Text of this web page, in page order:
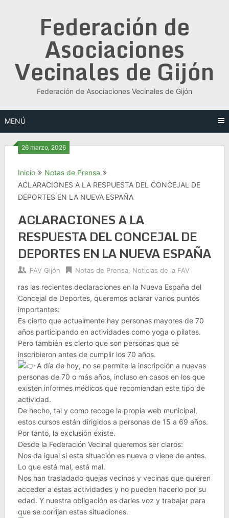
Federación de
Asociaciones
Vecinales de Gijón
Federación de Asociaciones Vecinales de Gijón
MENÚ
26 marzo, 2026
Inicio
Notas de Prensa
ACLARACIONES A LA RESPUESTA DEL CONCEJAL DE
DEPORTES EN LA NUEVA ESPAÑA
ACLARACIONES A LA
RESPUESTA DEL CONCEJAL DE
DEPORTES EN LA NUEVA ESPAÑA
FAV Gijón Notas de Prensa, Noticias de la FAV
ras las recientes declaraciones en la Nueva España del
Concejal de Deportes, queremos aclarar varios puntos
importantes:
Es cierto que actualmente hay personas mayores de 70
años participando en actividades como yoga o pilates.
Pero también es cierto que son personas que se
inscribieron antes de cumplir los 70 años.
A día de hoy, no se permite la inscripción a nuevas
personas de 70 o más años, incluso en casos en los que
existen informes médicos que recomiendan este tipo de
actividad.
De hecho, tal y como recoge la propia web municipal,
estos cursos están dirigidos a personas de 15 a 69 años.
Por tanto, la exclusión existe.
Desde la Federación Vecinal queremos ser claros:
Nos da igual si esta situación es nueva o viene de antes.
Lo que está mal, está mal.
Nos han trasladado quejas vecinos y vecinas que quieren
acceder a estas actividades y no pueden hacerlo por su
edad. Y nuestra obligación es darles voz y trabajar para
que se corrijan estas situaciones.